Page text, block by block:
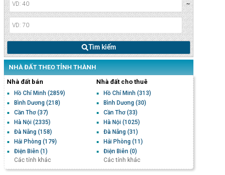
~
Tìm kiếm
NHÀ ĐẤT THEO TỈNH THÀNH
Nhà đất bán
Hồ Chí Minh (2859)
Bình Dương (218)
Cần Thơ (37)
Hà Nội (2335)
Đà Nẵng (158)
Hải Phòng (179)
Điện Biên (1)
Các tỉnh khác
Nhà đất cho thuê
Hồ Chí Minh (313)
Bình Dương (30)
Cần Thơ (33)
Hà Nội (1025)
Đà Nẵng (31)
Hải Phòng (11)
Điện Biên (0)
Các tỉnh khác